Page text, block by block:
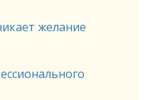
желание